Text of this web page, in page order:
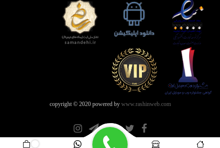
copyright © 2020 powered by www.rashinweb.com